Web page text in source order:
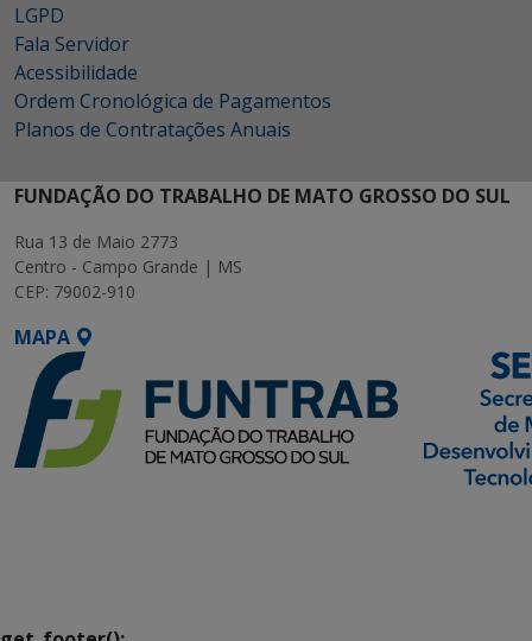
LGPD
Fala Servidor
Acessibilidade
Ordem Cronológica de Pagamentos
Planos de Contratações Anuais
FUNDAÇÃO DO TRABALHO DE MATO GROSSO DO SUL
Rua 13 de Maio 2773
Centro - Campo Grande | MS
CEP: 79002-910
MAPA